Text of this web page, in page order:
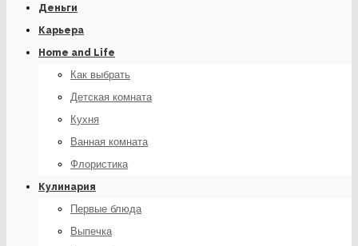
Деньги
Карьера
Home and Life
Как выбрать
Детская комната
Кухня
Ванная комната
Флористика
Кулинария
Первые блюда
Выпечка